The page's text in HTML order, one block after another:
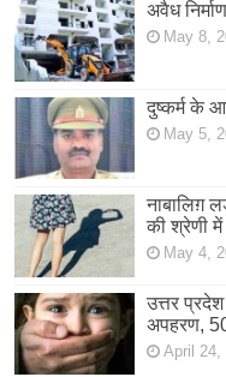
अवैध
May 8,
दुष्कर्म के
May 5,
नाबालिग़
की श्रेणी में
May 4,
उत्तर
अपहरण,
April 24,